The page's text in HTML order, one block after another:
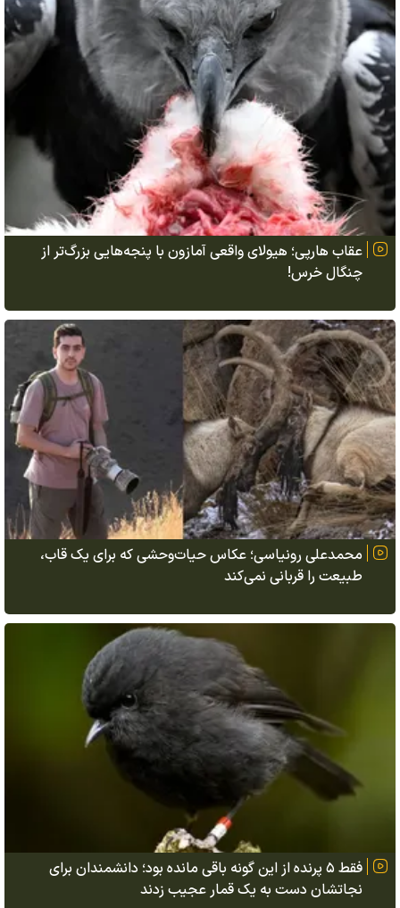
عقاب هارپی؛ هیولای واقعی آمازون با پنجه‌هایی بزرگ‌تر از
چنگال خرس!
محمدعلی رونیاسی؛ عکاس حیات‌وحشی که برای یک قاب،
طبیعت را قربانی نمی‌کند
فقط ۵ پرنده از این گونه باقی مانده بود؛ دانشمندان برای
نجاتشان دست به یک قمار عجیب زدند